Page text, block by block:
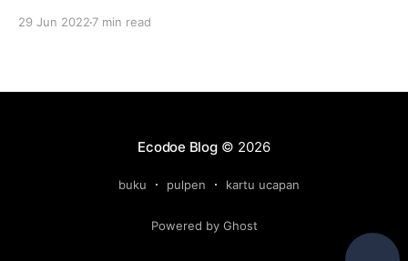
29 Jun 2022 7 min read
Ecodoe Blog© 2026
buku pulpen kartu ucapan
Powered by Ghost